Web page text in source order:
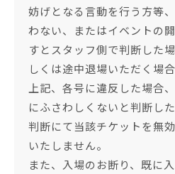
妨げとなる言動を行う方等
わない、またはイベントの
すとスタッフ側で判断した
しくは途中退場いただく場
上記、各号に違反した場合
にふさわしくないと判断し
判断にて当該チケットを無
いたしません。
また、入場のお断り、既に